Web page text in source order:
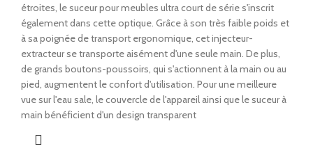
étroites, le suceur pour meubles ultra court de série s'inscrit
également dans cette optique. Grâce à son très faible poids et
à sa poignée de transport ergonomique, cet injecteur-
extracteur se transporte aisément d'une seule main. De plus,
de grands boutons-poussoirs, qui s'actionnent à la main ou au
pied, augmentent le confort d'utilisation. Pour une meilleure
vue sur l'eau sale, le couvercle de l'appareil ainsi que le suceur à
main bénéficient d'un design transparent